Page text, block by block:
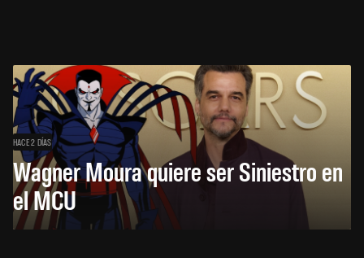
HACE 2 DÍAS
Wagner Moura quiere ser Siniestro en
el MCU